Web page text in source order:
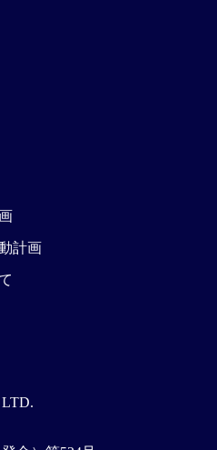
計画